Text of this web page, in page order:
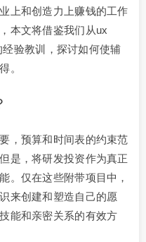
上和创造力上赚钱的工作
本文将借鉴我们从ux
验教训，探讨如何使辅
。
，预算和时间表的约束范
是，将研发投资作为真正
。仅在这些附带项目中，
来创建和塑造自己的愿
能和亲密关系的有效方